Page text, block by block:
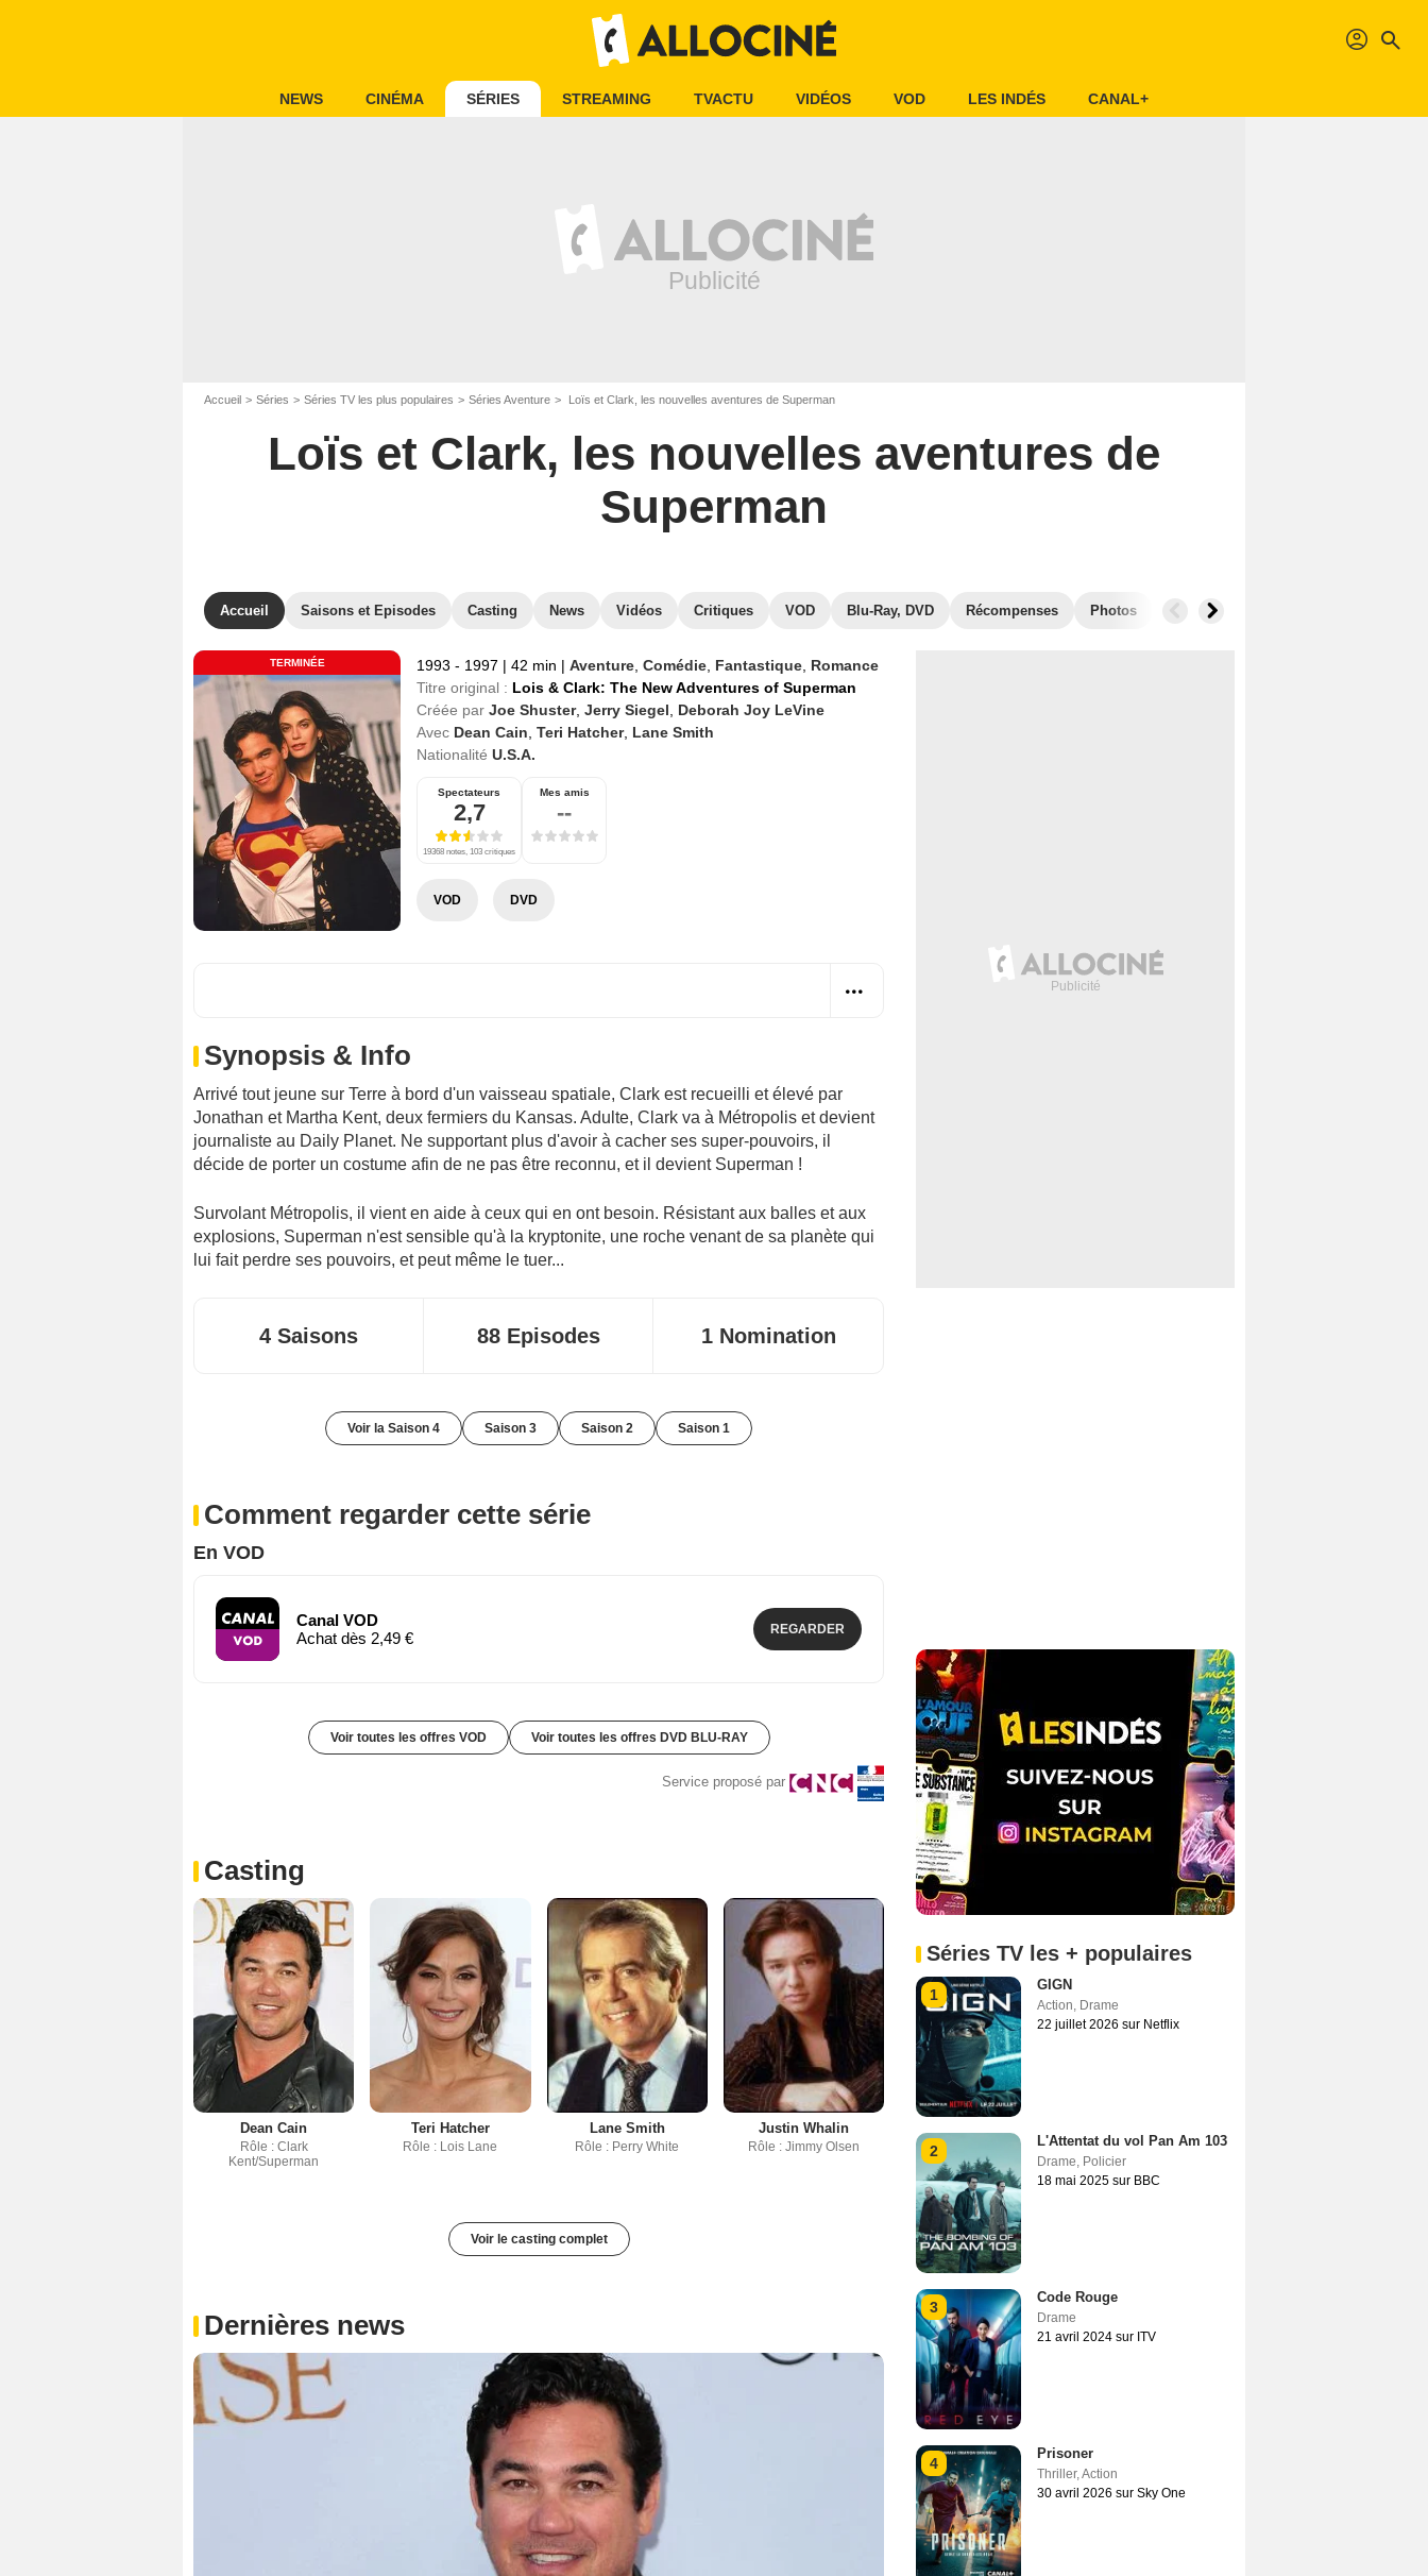
profil search
NEWS CINÉMA SÉRIES STREAMING TVACTU VIDÉOS VOD LES INDÉS CANAL+
Accueil Séries Séries TV les plus populaires Séries Aventure Loïs et Clark, les nouvelles aventures de Superman
Loïs et Clark, les nouvelles aventures de
Superman
Accueil Saisons et Episodes Casting News Vidéos Critiques VOD Blu-Ray, DVD Récompenses Photos Secrets de tournage
TERMINÉE 1993 - 1997 | 42 min | Aventure Comédie Fantastique Romance
Titre original : Lois & Clark: The New Adventures of Superman
Créée par Joe Shuster, Jerry Siegel
Deborah Joy LeVine
Avec Dean Cain Teri Hatcher, Lane Smith
Nationalité U.S.A.
Spectateurs
2,7
19368 notes, 103 critiques
Mes amis
--
VOD DVD
Synopsis & Info
Arrivé tout jeune sur Terre à bord d'un vaisseau spatiale, Clark est recueilli et élevé par
Jonathan et Martha Kent, deux fermiers du Kansas. Adulte, Clark va à Métropolis et devient
journaliste au Daily Planet. Ne supportant plus d'avoir à cacher ses super-pouvoirs, il
décide de porter un costume afin de ne pas être reconnu, et il devient Superman !
Survolant Métropolis, il vient en aide à ceux qui en ont besoin. Résistant aux balles et aux
explosions, Superman n'est sensible qu'à la kryptonite, une roche venant de sa planète qui
lui fait perdre ses pouvoirs, et peut même le tuer...
4 Saisons 88 Episodes 1 Nomination
Voir la Saison 4 Saison 3 Saison 2 Saison 1
Comment regarder cette série
En VOD
Canal VOD
Achat dès 2,49 €
REGARDER
Voir toutes les offres VOD Voir toutes les offres DVD BLU-RAY
Service proposé par
Casting
Dean Cain
Rôle : Clark
Kent/Superman
Teri Hatcher
Rôle : Lois Lane
Lane Smith
Rôle : Perry White
Justin Whalin
Rôle : Jimmy Olsen
Voir le casting complet
Dernières news
Séries TV les + populaires
1
GIGN
Action, Drame
22 juillet 2026 sur Netflix
2
L'Attentat du vol Pan Am 103
Drame, Policier
18 mai 2025 sur BBC
3
Code Rouge
Drame
21 avril 2024 sur ITV
4
Prisoner
Thriller,Action
30 avril 2026 sur Sky One